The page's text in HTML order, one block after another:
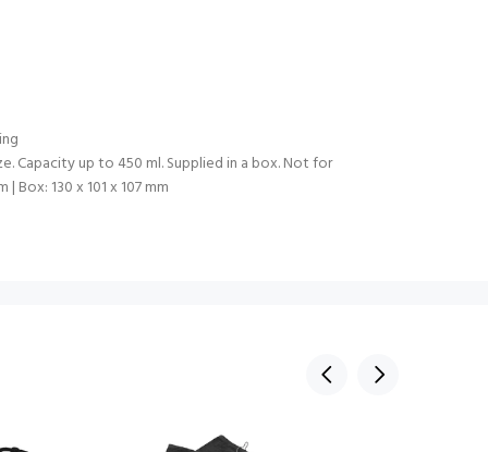
Capacity up to 450 ml. Supplied in a box. Not for
Box: 130 x 101 x 107 mm